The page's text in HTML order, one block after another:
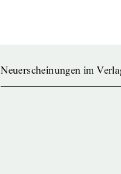
Neuerscheinungen im